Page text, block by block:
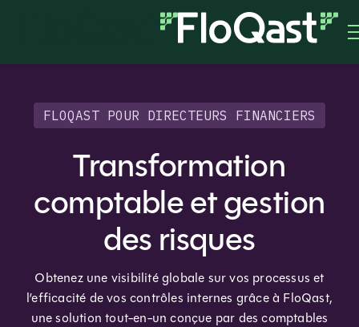
FLOQAST POUR DIRECTEURS FINANCIERS
Transformation
comptable et gestion
des risques
Obtenez une visibilité globale sur vos processus et
l’efficacité de vos contrôles internes grâce à FloQast,
une solution tout-en-un conçue par des comptables